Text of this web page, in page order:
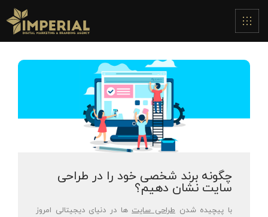
چگونه برند شخصی خود را در طراحی
سایت نشان دهیم؟
با پیچیده شدن طراحیسایتها در دنیای دیجیتالی امروز